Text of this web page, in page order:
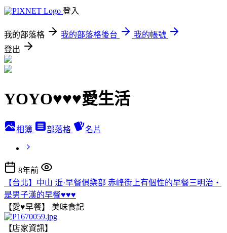
登入
我的部落格 我的部落格後台
我的帳號
登出
YOYO♥♥♥愛生活
相簿 部落格 名片
8年前
【台北】中山 㳋·早餐俱樂部 赤峰街上有個性的早餐三明治‧
是男子漢的早餐♥♥♥
【愛♥早餐】 美味食記
【店家資訊】